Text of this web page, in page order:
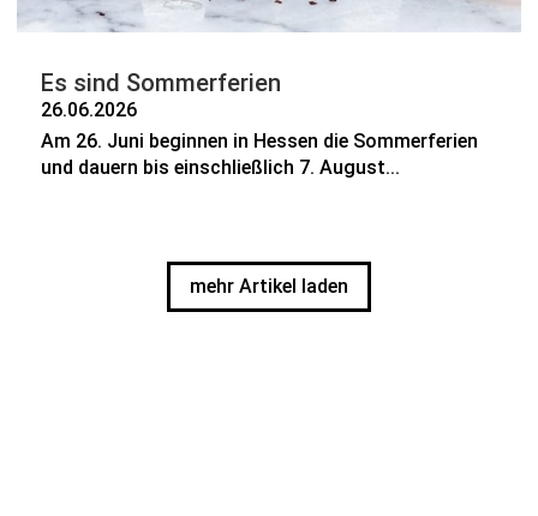
Es sind Sommerferien
26.06.2026
Am 26. Juni beginnen in Hessen die Sommerferien
und dauern bis einschließlich 7. August...
mehr Artikel laden